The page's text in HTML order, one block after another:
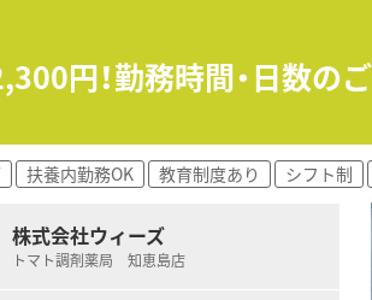
円！勤務時間・日数
扶養内勤務OK 教育制度あり シフト制
株式会社ウィーズ
トマト調剤薬局 知恵島店